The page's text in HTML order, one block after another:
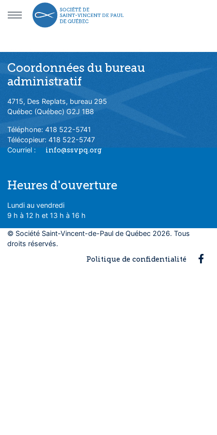
Aller au menu principal
Aller au contenu principal
Coordonnées du bureau
administratif
4715, Des Replats, bureau 295
Québec (Québec) G2J 1B8
Téléphone: 418 522-5741
Télécopieur: 418 522-5747
Courriel :
info@ssvpq.org
Heures d'ouverture
Lundi au vendredi
9 h à 12 h et 13 h à 16 h
© Société Saint-Vincent-de-Paul de Québec 2026. Tous
droits réservés.
Politique de confidentialité